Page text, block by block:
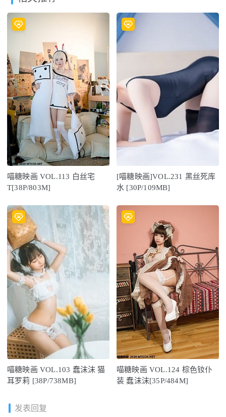
喵糖映画 VOL.113 白丝宅
T[38P/803M]
[喵糖映画]VOL.231 黑丝死库
水 [30P/109MB]
喵糖映画 VOL.103 蠢沫沫 猫
耳罗莉 [38P/738MB]
喵糖映画 VOL.124 棕色钕仆
装 蠢沫沫[35P/484M]
发表回复